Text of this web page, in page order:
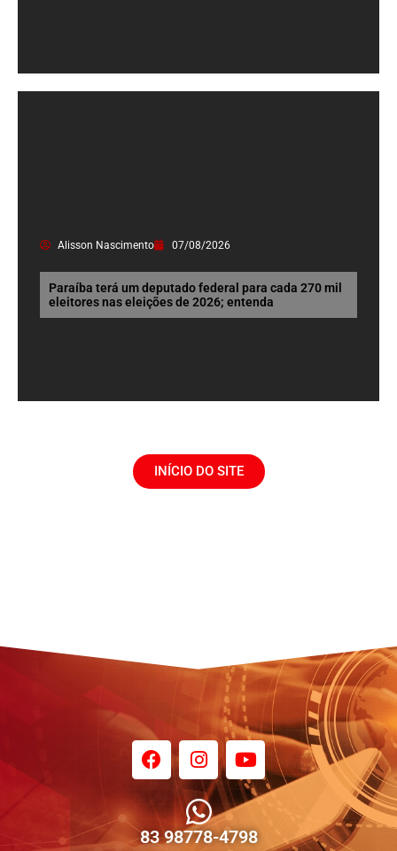
Alisson Nascimento 07/08/2026
Paraíba terá um deputado federal para cada 270 mil
eleitores nas eleições de 2026; entenda
INÍCIO DO SITE
83 98778-4798